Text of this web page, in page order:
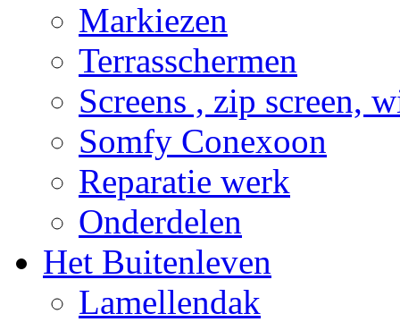
Markiezen
Terrasschermen
Screens , zip screen,
Somfy Conexoon
Reparatie werk
Onderdelen
Het Buitenleven
Lamellendak